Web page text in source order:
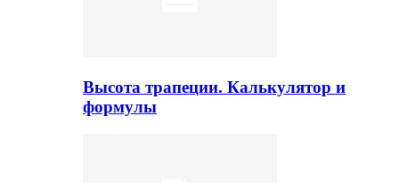
Высота трапеции. Калькулятор и
формулы